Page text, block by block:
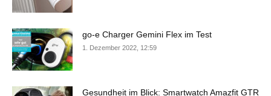
go-e Charger Gemini Flex im Test
1. Dezember 2022, 12:59
Gesundheit im Blick: Smartwatch Amazfit GTR